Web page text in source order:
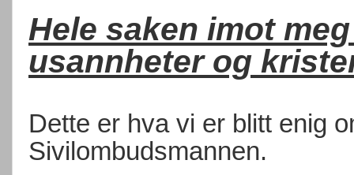
Hele saken imot
usannheter og
Dette er hva vi er blitt enig
Sivilombudsmannen.